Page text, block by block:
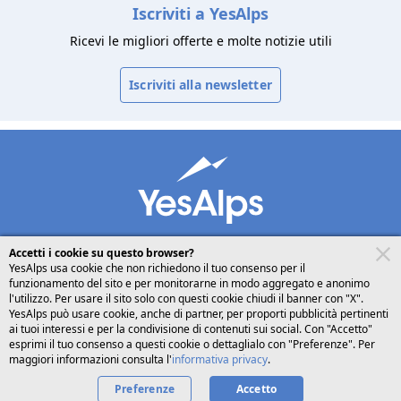
Iscriviti a YesAlps
Ricevi le migliori offerte e molte notizie utili
Iscriviti alla newsletter
desktop seguici su
Italiano
Privacy Cookies Chi siamo
Accetti i cookie su questo browser?
YesAlps usa cookie che non richiedono il tuo consenso per il
funzionamento del sito e per monitorarne in modo aggregato e anonimo
l'utilizzo. Per usare il sito solo con questi cookie chiudi il banner con "X".
YesAlps può usare cookie, anche di partner, per proporti pubblicità pertinenti
ai tuoi interessi e per la condivisione di contenuti sui social. Con "Accetto"
esprimi il tuo consenso a questi cookie o dettaglialo con "Preferenze". Per
maggiori informazioni consulta l'informativa privacy.
Preferenze
Accetto